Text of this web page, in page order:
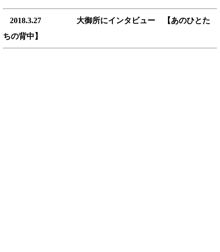
2018.3.27 大御所にインタビュー 【あのひとた
ちの背中】